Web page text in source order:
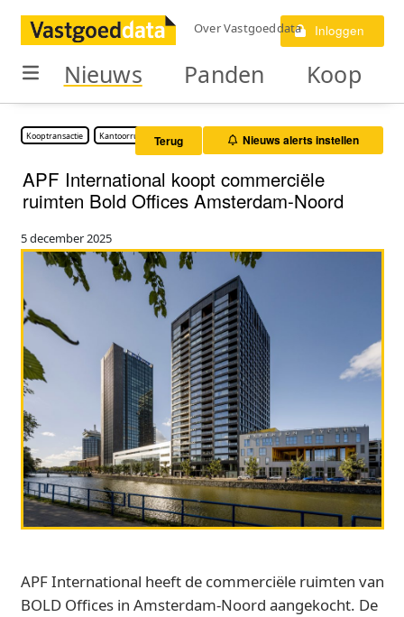
Over Vastgoeddata Inloggen
Nieuws Panden Koop
Kooptransactie KantoorruimteTerug Nieuws alerts instellen
APF International koopt commerciële
ruimten Bold Offices Amsterdam-Noord
5 december 2025
APF International heeft de commerciële ruimten van
BOLD Offices in Amsterdam-Noord aangekocht. De